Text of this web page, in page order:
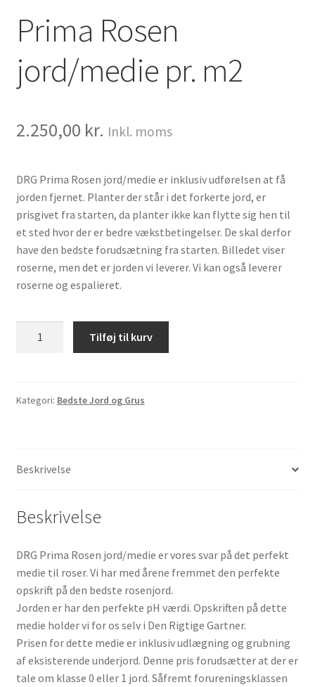
Prima Rosen
jord/medie pr. m2
2.250,00 kr. Inkl. moms
DRG Prima Rosen jord/medie er inklusiv udførelsen at få
jorden fjernet. Planter der står i det forkerte jord, er
prisgivet fra starten, da planter ikke kan flytte sig hen til
et sted hvor der er bedre vækstbetingelser. De skal derfor
have den bedste forudsætning fra starten. Billedet viser
roserne, men det er jorden vi leverer. Vi kan også leverer
roserne og espalieret.
m2
Tilføj til kurv
Kategori: Bedste Jord og Grus
Beskrivelse
Beskrivelse
DRG Prima Rosen jord/medie er vores svar på det perfekt
medie til roser. Vi har med årene fremmet den perfekte
opskrift på den bedste rosenjord.
Jorden er har den perfekte pH værdi. Opskriften på dette
medie holder vi for os selv i Den Rigtige Gartner.
Prisen for dette medie er inklusiv udlægning og grubning
af eksisterende underjord. Denne pris forudsætter at der er
tale om klasse 0 eller 1 jord. Såfremt forureningsklassen